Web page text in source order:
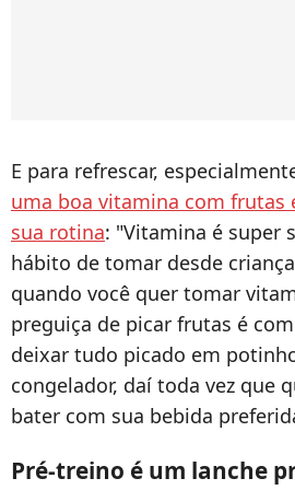
E para refrescar,
uma boa vitamina com frutas
sua rotina: "Vitamina é super
hábito de tomar desde
quando você quer tomar
preguiça de picar frutas é
deixar tudo picado em
congelador, daí toda vez que
bater com sua bebida
Pré-treino é um lanche